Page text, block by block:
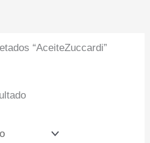
“AceiteZuccardi”